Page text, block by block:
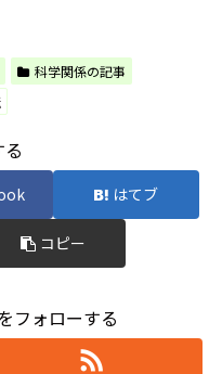
科学関係の記事
はてブ
コピー
フォローする